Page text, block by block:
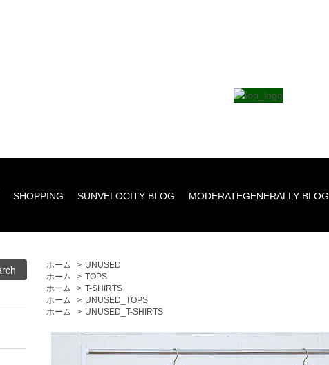
SHOPPING SUNVELOCITY BLOG MODERATEGENERALLY BLOG
ホーム > UNUSED
ホーム
> TOPS
ホーム
> T-SHIRTS
ホーム
> UNUSED_TOPS
ホーム
> UNUSED_T-SHIRTS